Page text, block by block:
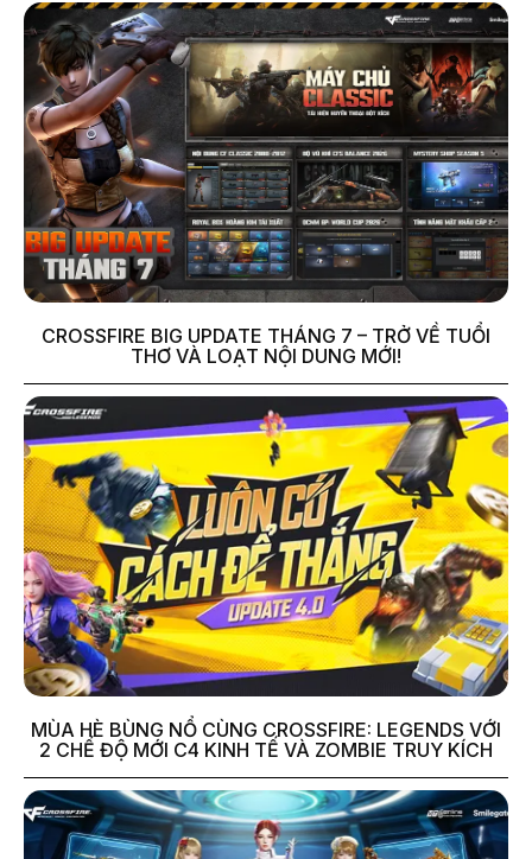
CROSSFIRE BIG UPDATE THÁNG 7 – TRỞ VỀ TUỔI
THƠ VÀ LOẠT NỘI DUNG MỚI!
MÙA HÈ BÙNG NỔ CÙNG CROSSFIRE: LEGENDS VỚI
2 CHẾ ĐỘ MỚI C4 KINH TẾ VÀ ZOMBIE TRUY KÍCH